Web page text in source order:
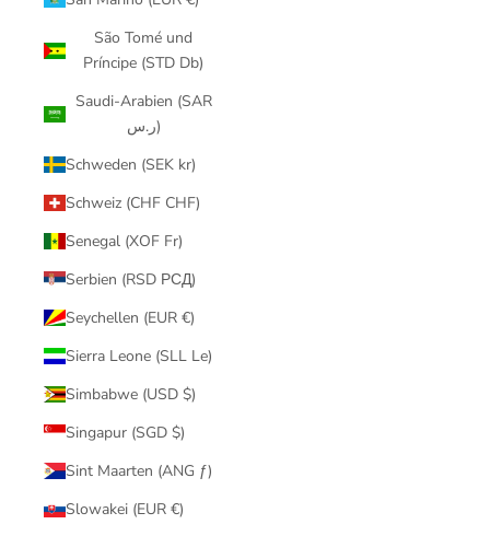
São Tomé und
Príncipe (STD Db)
Saudi-Arabien (SAR
ر.س)
Schweden (SEK kr)
Schweiz (CHF CHF)
Senegal (XOF Fr)
Serbien (RSD РСД)
Seychellen (EUR €)
Sierra Leone (SLL Le)
Simbabwe (USD $)
Singapur (SGD $)
Sint Maarten (ANG ƒ)
Slowakei (EUR €)